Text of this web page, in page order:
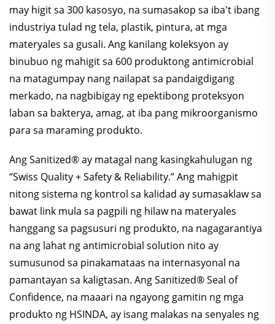
may higit sa 300 kasosyo, na sumasakop sa iba't ibang
industriya tulad ng tela, plastik, pintura, at mga
materyales sa gusali. Ang kanilang koleksyon ay
binubuo ng mahigit sa 600 produktong antimicrobial
na matagumpay nang nailapat sa pandaigdigang
merkado, na nagbibigay ng epektibong proteksyon
laban sa bakterya, amag, at iba pang mikroorganismo
para sa maraming produkto.
Ang Sanitized® ay matagal nang kasingkahulugan ng
“Swiss Quality + Safety & Reliability.” Ang mahigpit
nitong sistema ng kontrol sa kalidad ay sumasaklaw sa
bawat link mula sa pagpili ng hilaw na materyales
hanggang sa pagsusuri ng produkto, na nagagarantiya
na ang lahat ng antimicrobial solution nito ay
sumusunod sa pinakamataas na internasyonal na
pamantayan sa kaligtasan. Ang Sanitized® Seal of
Confidence, na maaari na ngayong gamitin ng mga
produkto ng HSINDA, ay isang malakas na senyales ng